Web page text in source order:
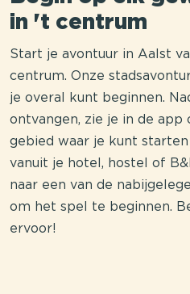
in 't centrum
Start je avontuur in Aalst
centrum. Onze
je overal kunt beginnen.
ontvangen, zie je in de
gebied waar je kunt
vanuit je hotel, hostel of
naar een van de
om het spel te beginnen.
ervoor!